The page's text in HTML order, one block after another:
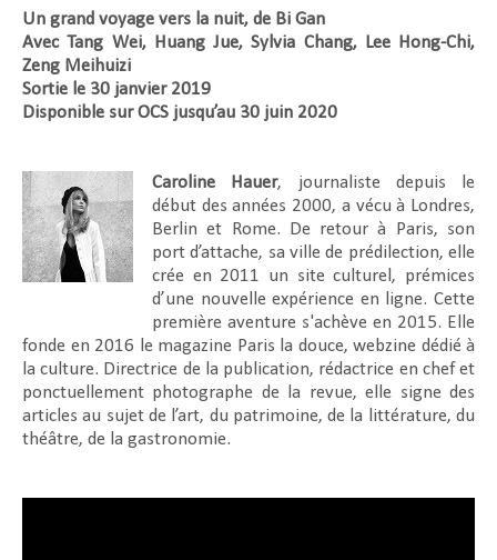
Un grand voyage vers la nuit, de Bi Gan
Avec Tang Wei, Huang Jue, Sylvia Chang, Lee Hong-Chi,
Zeng Meihuizi
Sortie le 30 janvier 2019
Disponible sur OCS jusqu’au 30 juin 2020
Caroline Hauer, journaliste depuis le
début des années 2000, a vécu à Londres,
Berlin et Rome. De retour à Paris, son
port d’attache, sa ville de prédilection, elle
crée en 2011 un site culturel, prémices
d’une nouvelle expérience en ligne. Cette
première aventure s'achève en 2015. Elle
fonde en 2016 le magazine Paris la douce, webzine dédié à
la culture. Directrice de la publication, rédactrice en chef et
ponctuellement photographe de la revue, elle signe des
articles au sujet de l’art, du patrimoine, de la littérature, du
théâtre, de la gastronomie.